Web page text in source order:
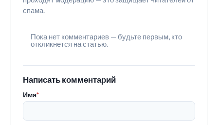
спама.
Пока нет комментариев — будьте первым, кто
откликнется на статью.
Написать комментарий
Имя*